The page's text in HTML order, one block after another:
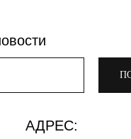
АДРЕС: